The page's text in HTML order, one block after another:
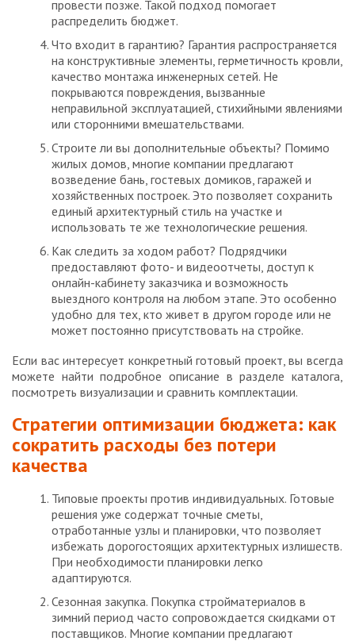
провести позже. Такой подход помогает
распределить бюджет.
Что входит в гарантию? Гарантия распространяется
на конструктивные элементы, герметичность кровли,
качество монтажа инженерных сетей. Не
покрываются повреждения, вызванные
неправильной эксплуатацией, стихийными явлениями
или сторонними вмешательствами.
Строите ли вы дополнительные объекты? Помимо
жилых домов, многие компании предлагают
возведение бань, гостевых домиков, гаражей и
хозяйственных построек. Это позволяет сохранить
единый архитектурный стиль на участке и
использовать те же технологические решения.
Как следить за ходом работ? Подрядчики
предоставляют фото- и видеоотчеты, доступ к
онлайн-кабинету заказчика и возможность
выездного контроля на любом этапе. Это особенно
удобно для тех, кто живет в другом городе или не
может постоянно присутствовать на стройке.
Если вас интересует конкретный готовый проект, вы всегда
можете найти подробное описание в разделе каталога,
посмотреть визуализации и сравнить комплектации.
Стратегии оптимизации бюджета: как
сократить расходы без потери
качества
Типовые проекты против индивидуальных. Готовые
решения уже содержат точные сметы,
отработанные узлы и планировки, что позволяет
избежать дорогостоящих архитектурных излишеств.
При необходимости планировки легко
адаптируются.
Сезонная закупка. Покупка стройматериалов в
зимний период часто сопровождается скидками от
поставщиков. Многие компании предлагают